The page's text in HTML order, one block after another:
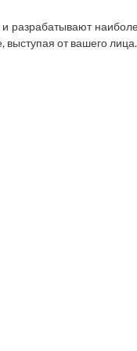
разрабатывают
от вашего лица.